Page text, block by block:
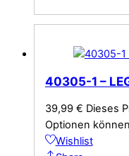
40305-1 –
39,99 € Dieses
Optionen
Wishlist